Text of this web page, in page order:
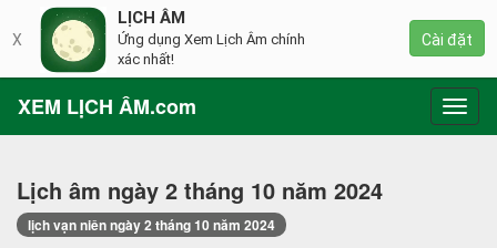
XEM LỊCH ÂM.com
Lịch âm ngày 2 tháng 10 năm 2024
lịch vạn niên ngày 2 tháng 10 năm 2024
X
LỊCH ÂM
Ứng dụng Xem Lịch Âm chính
xác nhất!
Cài đặt